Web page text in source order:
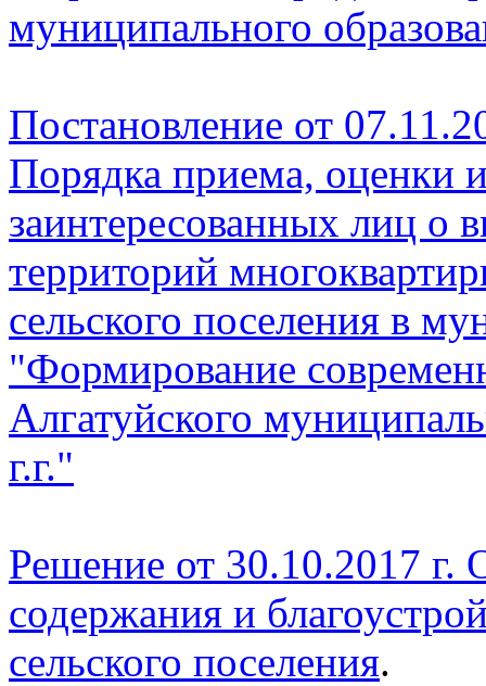
муниципального
Постановление от
Порядка приема, оценки
заинтересованных лиц о
территорий
сельского поселения в
"Формирование
Алгатуйского
г.г."
Решение от 30.10.2017 г.
содержания и
сельского поселения.